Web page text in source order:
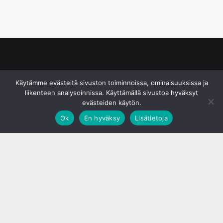
Käytämme evästeitä sivuston toiminnoissa, ominaisuuksissa ja
liikenteen analysoinnissa. Käyttämällä sivustoa hyväksyt
evästeiden käytön.
Ok
En hyväksy Lisätietoja